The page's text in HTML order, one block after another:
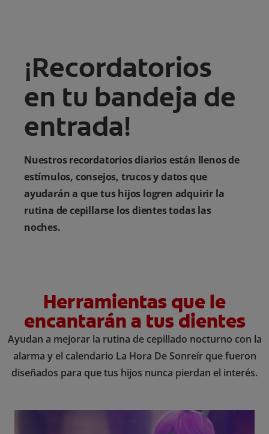
¡Recordatorios
en tu bandeja de
entrada!
Nuestros recordatorios diarios están llenos de
estímulos, consejos, trucos y datos que
ayudarán a que tus hijos logren adquirir la
rutina de cepillarse los dientes todas las
noches.
Herramientas que le
encantarán a tus dientes
Ayudan a mejorar la rutina de cepillado nocturno con la
alarma y el calendario La Hora De Sonreír que fueron
diseñados para que tus hijos nunca pierdan el interés.